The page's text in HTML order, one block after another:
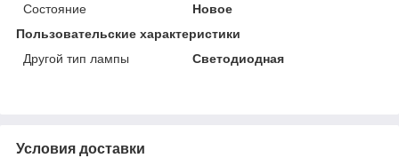
Состояние
Новое
Пользовательские характеристики
Другой тип лампы
Светодиодная
Условия доставки